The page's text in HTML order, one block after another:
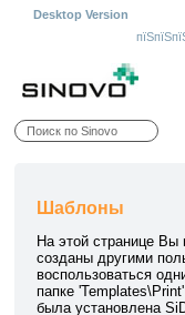
Desktop Version
Шаблоны
На этой странице
созданы другими
воспользоваться
папке
была установлена